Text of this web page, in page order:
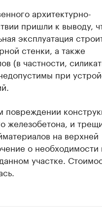
архитектурно-
пришли к выводу,
эксплуатация
стенки, а также
(в частности,
при
железобетона, и
на верхней
о необходимости
участке.